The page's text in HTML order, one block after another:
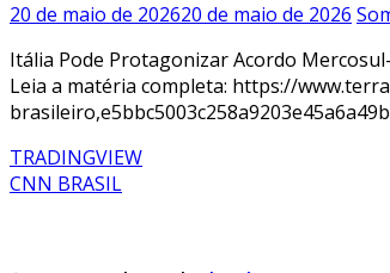
20 de maio de 202620 de maio de 2026
Itália Pode Protagonizar Acordo
Leia a matéria completa: https://
TRADINGVIEW
CNN BRASIL